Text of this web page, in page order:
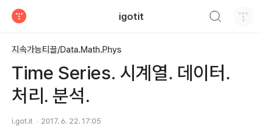
igotit
지속가능티끌/Data.Math.Phys
Time Series. 시계열. 데이터.
처리. 분석.
i.got.it 2017. 6. 22. 17:05